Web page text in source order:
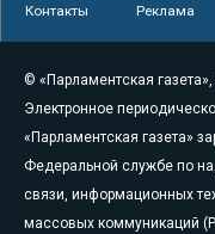
Контакты Реклама
© «Парламентская газета»,
Электронное
«Парламентская газета»
Федеральной службе по
связи, информационных
массовых коммуникаций